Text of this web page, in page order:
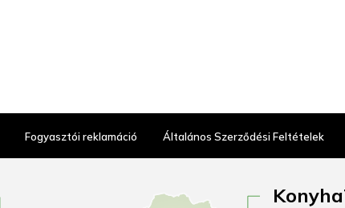
Fogyasztói reklamáció Általános Szerződési Feltételek